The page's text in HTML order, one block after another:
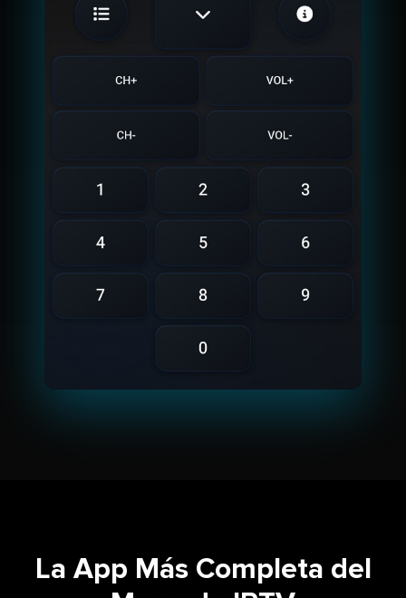
La App Más Completa del